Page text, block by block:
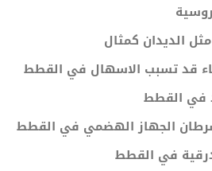
الديدان كمثال
قد تسبب الاسهال في القطط
في القطط
الجهاز الهضمي في القطط
في القطط